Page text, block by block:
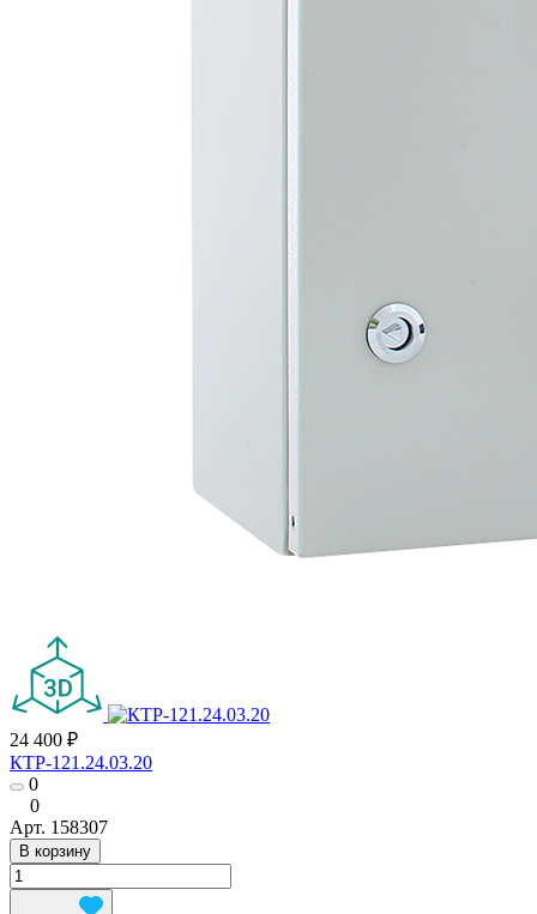
24 400 ₽
КТР-121.24.03.20
0
0
Арт. 158307
В корзину